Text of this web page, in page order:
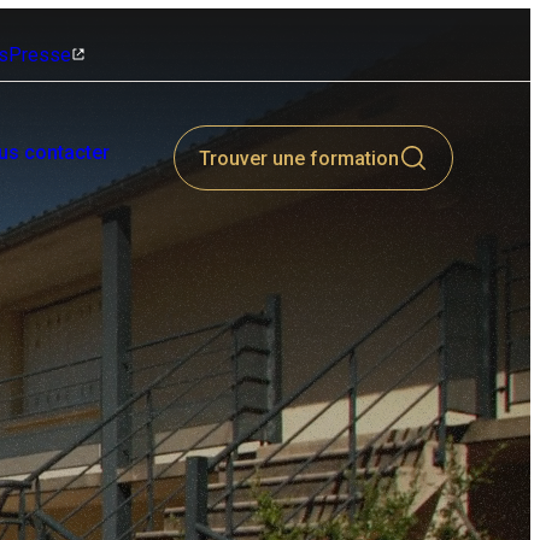
Secteurs de
formations
Découvrez nos secteurs
métiers et plus de 350
qualifications
Candidature Spontanée
Aucune offre ne correspond à votre
profil ? Nous sommes toujours à la
recherche de talents passionnés.
contacter Trouver une formation
Presse